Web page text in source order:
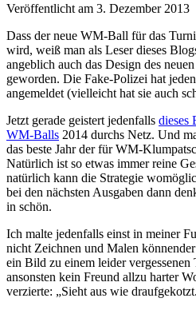
Veröffentlicht am 3. Dezember 2013
Dass der neue WM-Ball für das
wird, weiß man als Leser dieses
angeblich auch das Design des
geworden. Die Fake-Polizei hat
angemeldet (vielleicht hat sie auch
Jetzt gerade geistert jedenfalls dieses
WM-Balls 2014 durchs Netz. Und
das beste Jahr der für WM-
Natürlich ist so etwas immer reine
natürlich kann die Strategie
bei den nächsten Ausgaben dann
in schön.
Ich malte jedenfalls einst in meiner
nicht Zeichnen und Malen
ein Bild zu einem leider vergessenen
ansonsten kein Freund allzu harter
verzierte: „Sieht aus wie